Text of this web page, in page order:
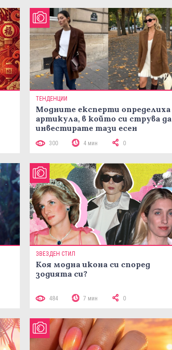
ТЕНДЕНЦИИ
Модните експерти определиха
артикула, в който си струва да
инвестирате тази есен
300 4 мин 0
ЗВЕЗДЕН СТИЛ
Коя модна икона си според
зодията си?
484 7 мин 0